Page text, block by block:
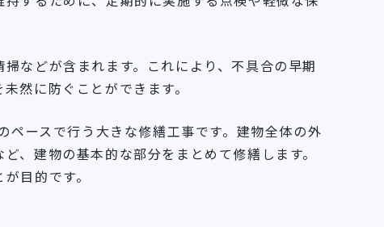
などが含まれます。これにより、不具合の早期
然に防ぐことができます。
ースで行う大きな修繕工事です。建物全体の外
、建物の基本的な部分をまとめて修繕します。
目的です。